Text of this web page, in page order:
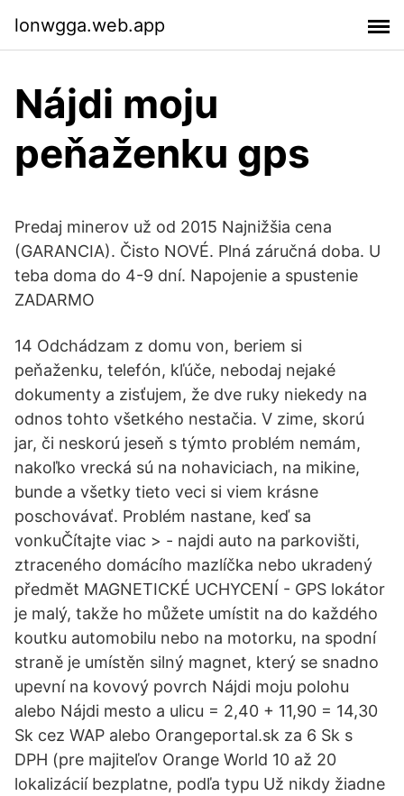
lonwgga.web.app
Nájdi moju
peňaženku gps
Predaj minerov už od 2015 Najnižšia cena
(GARANCIA). Čisto NOVÉ. Plná záručná doba. U
teba doma do 4-9 dní. Napojenie a spustenie
ZADARMO
14 Odchádzam z domu von, beriem si
peňaženku, telefón, kľúče, nebodaj nejaké
dokumenty a zisťujem, že dve ruky niekedy na
odnos tohto všetkého nestačia. V zime, skorú
jar, či neskorú jeseň s týmto problém nemám,
nakoľko vrecká sú na nohaviciach, na mikine,
bunde a všetky tieto veci si viem krásne
poschovávať. Problém nastane, keď sa
vonkuČítajte viac > - najdi auto na parkovišti,
ztraceného domácího mazlíčka nebo ukradený
předmět MAGNETICKÉ UCHYCENÍ - GPS lokátor
je malý, takže ho můžete umístit na do každého
koutku automobilu nebo na motorku, na spodní
straně je umístěn silný magnet, který se snadno
upevní na kovový povrch Nájdi moju polohu
alebo Nájdi mesto a ulicu = 2,40 + 11,90 = 14,30
Sk cez WAP alebo Orangeportal.sk za 6 Sk s
DPH (pre majiteľov Orange World 10 až 20
lokalizácií bezplatne, podľa typu Už nikdy žiadne